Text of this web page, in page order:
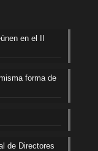
en el II
forma de
de Directores